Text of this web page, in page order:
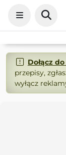
Dołącz
przepisy,
wyłącz